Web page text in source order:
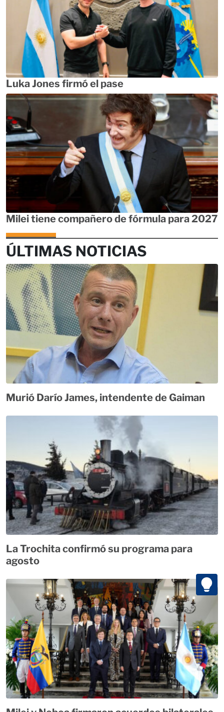
Luka Jones firmó el pase
Milei tiene compañero de fórmula para 2027
ÚLTIMAS NOTICIAS
Murió Darío James, intendente de Gaiman
La Trochita confirmó su programa para
agosto